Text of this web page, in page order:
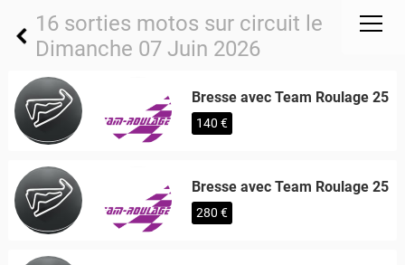
16 sorties motos sur circuit le
Dimanche 07 Juin 2026
Bresse avec Team Roulage 25
140 €
Bresse avec Team Roulage 25
280 €